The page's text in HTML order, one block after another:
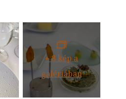
+8kép a
galériában